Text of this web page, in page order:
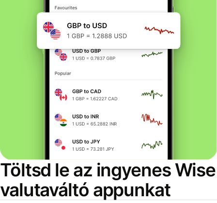
Töltsd le az ingyenes Wise
valutaváltó appunkat